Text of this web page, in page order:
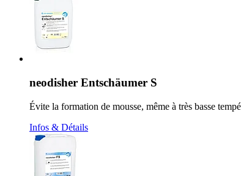
neodisher Entschäumer S
Évite la formation de mousse, même à très basse
Infos & Détails